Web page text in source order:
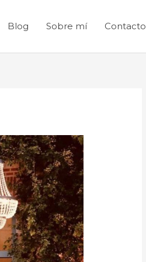
Blog Sobre mí Contacto